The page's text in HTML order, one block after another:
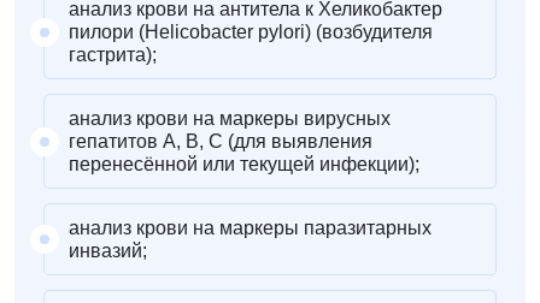
анализ крови на антитела к Хеликобактер
пилори (Helicobacter pylori) (возбудителя
гастрита);
анализ крови на маркеры вирусных
гепатитов А, В, С (для выявления
перенесённой или текущей инфекции);
анализ крови на маркеры паразитарных
инвазий;